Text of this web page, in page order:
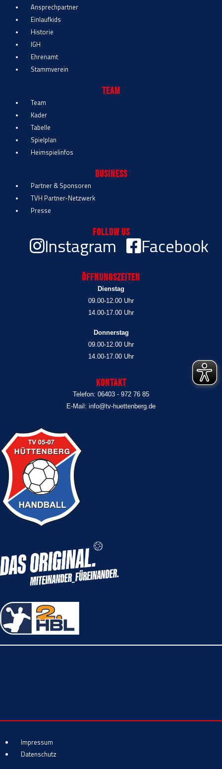
Ansprechpartner
Einlaufkids
Historie
IGH
Ehrenamt
Stammverein
Team
Team
Kader
Tabelle
Spielplan
Heimspielinfos
Business
Partner & Sponsoren
TVH Partner-Netzwerk
Presse
Follow Us
Instagram Facebook
Öffnungszeiten
Dienstag
09.00-12.00 Uhr
14.00-17.00 Uhr
Donnerstag
09.00-12.00 Uhr
14.00-17.00 Uhr
Kontakt
Telefon: 06403 - 972 76 85
E-Mail: info@tv-huettenberg.de
Impressum
Datenschutz